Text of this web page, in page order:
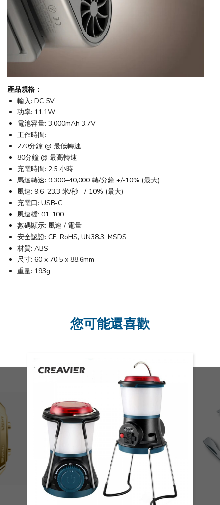
產品規格：
輸入: DC 5V
功率: 11.1W
電池容量: 3,000mAh 3.7V
工作時間:
270分鐘 @ 最低轉速
80分鐘 @ 最高轉速
充電時間: 2.5 小時
馬達轉速: 9,300–40,000 轉/分鐘 +/-10% (最大)
風速: 9.6–23.3 米/秒 +/-10% (最大)
充電口: USB-C
風速檔: 01-100
數碼顯示: 風速 / 電量
安全認證: CE, RoHS, UN38.3, MSDS
材質: ABS
尺寸: 60 x 70.5 x 88.6mm
重量: 193g
您可能還喜歡